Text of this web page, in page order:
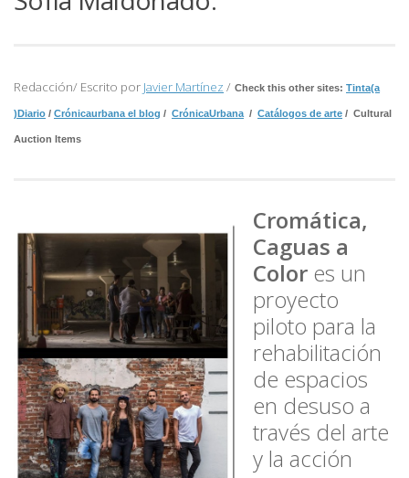
Redacción/ Escrito por Javier Martínez / Check this other sites: Tinta(a
)Diario / Crónicaurbana el blog / CrónicaUrbana / Catálogos de arte / Cultural
Auction Items
Cromática,
Caguas a
Color es un
proyecto
piloto para la
rehabilitación
de espacios
en desuso a
través del arte
y la acción